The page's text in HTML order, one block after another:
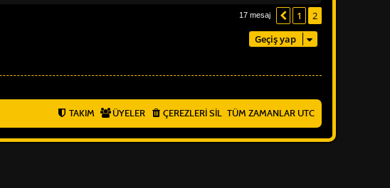
a
17 mesaj Önceki
1 2
Geçiş yap
TÜM ZAMANLAR UTC
ÇEREZLERI SIL
ÜYELER
TAKIM